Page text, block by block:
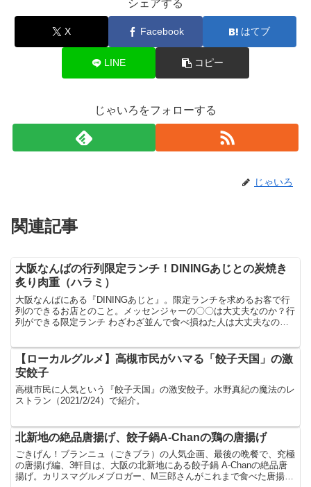
シェアする
X Facebook はてブ
LINE コピー
じゃいろをフォローする
じゃいろ
関連記事
大阪なんばの行列限定ランチ！DININGあじとの炭焼き
炙り肉重（ハラミ）
大阪なんばにある『DININGあじと』。限定ランチを求めるお客で行
列のできるお店とのこと。メッセンジャーの〇〇は大丈夫なのか？行
列ができる限定ランチ わざわざ並んで食べ損ねた人は大丈夫なの
【ローカルグルメ】高槻市民がハマる「餃子天国」の激
安餃子
高槻市民に人気という『餃子天国』の激安餃子。水野真紀の魔法のレ
ストラン（2021/2/24）で紹介。
北新地の絶品唐揚げ、餃子鍋A-Chanの鶏の唐揚げ
ごきげん！ブランニュ（ごきブラ）の人気企画、最後の晩餐で、究極
の唐揚げ編、3軒目は、大阪の北新地にある餃子鍋 A-Chanの絶品唐
揚げ。カリスマグルメブロガー、M三郎さんがこれまで食べた唐揚げ